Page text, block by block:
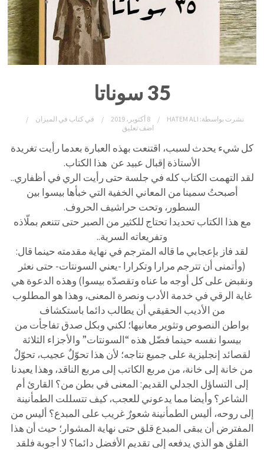
35 سوناتا
نشرت بواسطة: HATEM ALI 8 أكتوبر، 2019 في كتاب في الميزان
اضف تعليق
كل شيء يحدث لسبب، اقتنعت بهذه العبارة بعدما رأيت تغريدة
الأستاذة إقبال عبيد عن هذا الكتاب.
لقد التهمت الكتاب كله في جلسة حتى رأيت الري في أظفاري..
أصبحتُ سمينا من المعاني الخفية التي خبأها بيسوا بين
السطور، وتحت حراشيف الحروف.
مع هذا الكتاب تحديدا تحتاج للكثير من الصبر حتى تتنعم بملّاذه
وتفريعاته السرية..
لقد فاز بإعجابي ما قاله المترجم في نهاية مقدمته حينما قال:
(وأتمنى أن تترجم مرارا وتكرارا -يعني السونتات- حتى نعثر
ونقبض على كل أوجه ما عناه وتقصدّه بيسوا) وهذه الدعوة هي
غاية الرقي في خدمة الأدب ونصرة المعنى، وهذا هو المطلوب
من الأديب الحقيقي أن يطالب دائما باستكشاف
بواطن النصوص وتثوير معانيها؛ لكني وبكل صدق تفاجأت من
بيسوا نفسه حينما فضّل هذه “السونتات” والأجزاء الثلاثة
لقصائد إنجليزية على جميع نتاجه؛ لأن هذا تحوّلٌ عجيب، تحوّلٌ
من خانة إلى خانة، من مربع الكاتب إلى مربع الناقد، وهذا يعيدنا
إلى التساؤل الجدلي القديم: المعنى في بطن من؟ القارئ أم
الشاعر؟ وأيضا مما يدعوني للعجب، كيف تتسللت الطمأنينة
إلى روحه، أليس الطمأنينة شعورٌ غريب على المبدع؟ أليس من
المفترض أن يبقى المبدع قلق حتى نهاية المشوار؛ حيث أن هذا
القلق هو الذي يدفعه إلى تقديم الأفضل دائما؟ لا أجوبة فلقد